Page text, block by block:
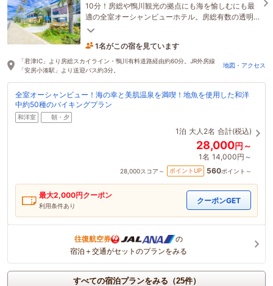
10分！房総や鴨川観光の拠点にも海を愉しむにも最
適の全室オーシャンビューホテル。房総有数の透明
度を誇る磯も浜もプールも水着で行き来し放題♪
1名がこの宿を見ています
6時間前に予約されました
「君津IC」より房総スカイライン・鴨川有料道路経由約60分。JR外房線
「安房小湊駅」より送迎バス約3分。
地図・アクセス
全室オーシャンビュー！海の幸と美肌温泉を満喫！地魚を使用した和洋
中約50種のバイキングプラン
和洋室 朝・夕
1泊 大人2名 合計(税込)
28,000円～
1名 14,000円～
28,000スコア～ ポイントUP 560ポイント～
最大2,000円クーポン
利用条件あり
クーポンGET
往復航空券
の
宿泊＋交通がセットのプランをみる
すべての宿泊プランをみる（25件）